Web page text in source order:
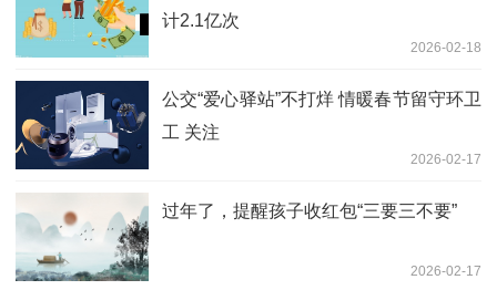
计2.1亿次
2026-02-18
公交“爱心驿站”不打烊 情暖春节留守环卫
工 关注
2026-02-17
过年了，提醒孩子收红包“三要三不要”
2026-02-17